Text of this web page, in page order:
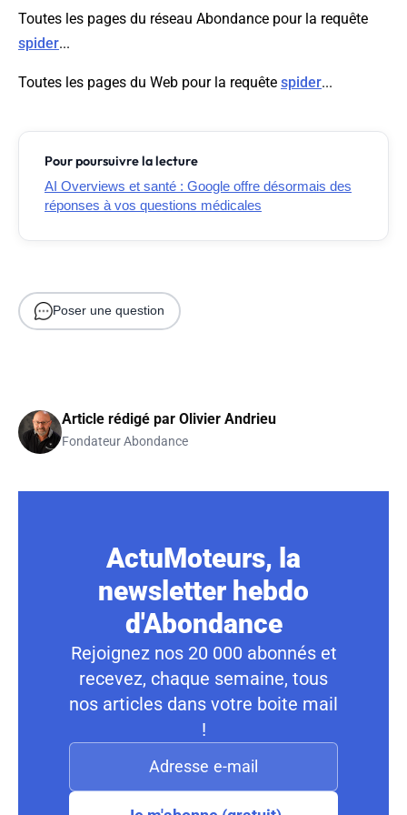
Toutes les pages du réseau Abondance pour la requête
spider...
Toutes les pages du Web pour la requête spider...
Pour poursuivre la lecture
AI Overviews et santé : Google offre désormais des
réponses à vos questions médicales
Poser une question
Article rédigé par Olivier Andrieu
Fondateur Abondance
ActuMoteurs, la
newsletter hebdo
d'Abondance
Rejoignez nos 20 000 abonnés et
recevez, chaque semaine, tous
nos articles dans votre boite mail
!